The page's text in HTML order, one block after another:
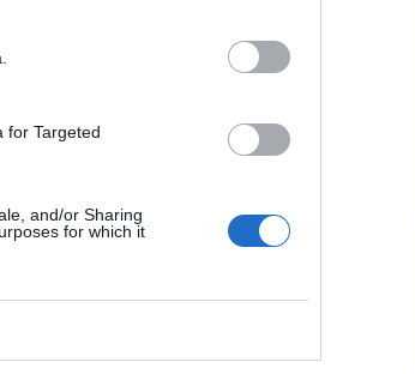
for Targeted
and/or Sharing
for which it
οι
να
τη